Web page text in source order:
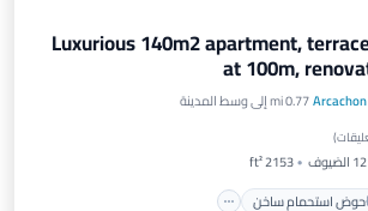
Luxurious 140m2 apartment,
at 100m,
Arcachon0.77 mi إلى وسط المدينة
)
12 الضيوف
2153 ft²
حوض استحمام ساخن
حوض استحمام ساخن